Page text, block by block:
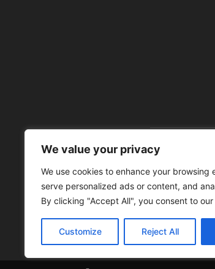
We value your privacy
We use cookies to enhance your browsing
serve personalized ads or content, and
By clicking "Accept All", you consent to
Customize Reject All